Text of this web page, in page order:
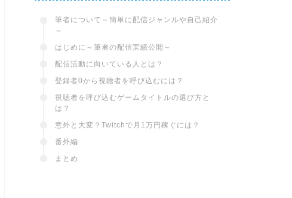
筆者について～簡単に配信ジャンルや自己紹介
～
はじめに～筆者の配信実績公開～
配信活動に向いている人とは？
登録者0から視聴者を呼び込むには？
視聴者を呼び込むゲームタイトルの選び方と
は？
意外と大変？Twitchで月1万円稼ぐには？
番外編
まとめ